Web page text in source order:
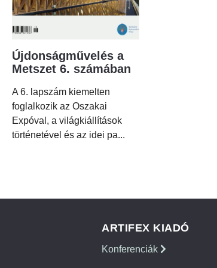
Újdonságművelés a
Metszet 6. számában
A 6. lapszám kiemelten
foglalkozik az Oszakai
Expóval, a világkiállítások
történetével és az idei pa...
ARTIFEX KIADÓ
Konferenciák